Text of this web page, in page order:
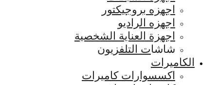
اجهزه بروجيكتور
اجهزه الراديو
اجهزة العناية الشخصية
شاشات التلفزيون
الكاميرات
اكسسوارات كاميرات